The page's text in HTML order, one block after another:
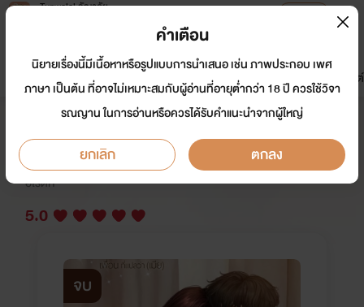
Tunwalai ธัญวลัย
หน้าแรก นิยาย อีบุ๊ก การ์ตูน
มาใหม่
ดรีมแชท ธัญลิสต์
เพื่อนที่แปลว่า (เมีย) bad friend
นักเขียน: ลำเจียก Story Truth
อีโรติก
5.0
จบ
คำเตือน
นิยายเรื่องนี้มีเนื้อหาหรือรูปแบบการนำเสนอ เช่น ภาพประกอบ เพศ
ภาษา เป็นต้น ที่อาจไม่เหมาะสมกับผู้อ่านที่อายุต่ำกว่า 18 ปี ควรใช้วิจา
รณญาน ในการอ่านหรือควรได้รับคำแนะนำจากผู้ใหญ่
ยกเลิก ตกลง